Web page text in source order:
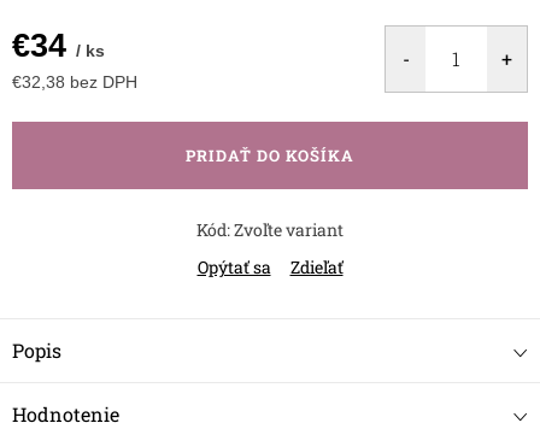
€34 / ks
€32,38 bez DPH
cena:
PRIDAŤ DO KOŠÍKA
Kód:Zvoľte variant
Opýtať sa
Zdieľať
Popis
Hodnotenie